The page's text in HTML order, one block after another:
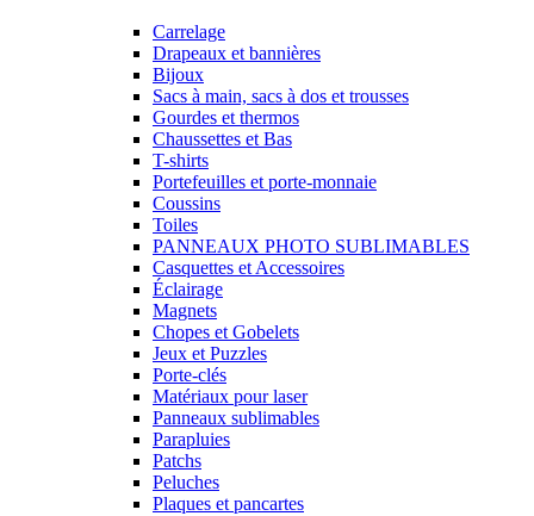
Carrelage
Drapeaux et bannières
Bijoux
Sacs à main, sacs à dos et trousses
Gourdes et thermos
Chaussettes et Bas
T-shirts
Portefeuilles et porte-monnaie
Coussins
Toiles
PANNEAUX PHOTO SUBLIMABLES
Casquettes et Accessoires
Éclairage
Magnets
Chopes et Gobelets
Jeux et Puzzles
Porte-clés
Matériaux pour laser
Panneaux sublimables
Parapluies
Patchs
Peluches
Plaques et pancartes